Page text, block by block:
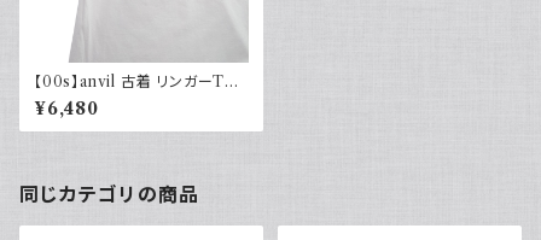
【00s】anvil 古着 リンガーTシ
ャツ 両面プリント ビール Mich
elob ULTRA ホワイト グリー
ン 白T
¥6,480
同じカテゴリの商品